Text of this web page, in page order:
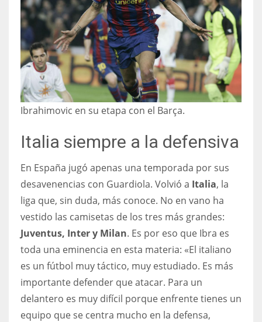
Ibrahimovic en su etapa con el Barça.
Italia siempre a la defensiva
En España jugó apenas una temporada por sus
desavenencias con Guardiola. Volvió a Italia, la
liga que, sin duda, más conoce. No en vano ha
vestido las camisetas de los tres más grandes:
Juventus, Inter y Milan. Es por eso que Ibra es
toda una eminencia en esta materia: «El italiano
es un fútbol muy táctico, muy estudiado. Es más
importante defender que atacar. Para un
delantero es muy difícil porque enfrente tienes un
equipo que se centra mucho en la defensa,